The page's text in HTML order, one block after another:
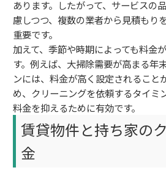
あります。したがって、サービスの
慮しつつ、複数の業者から見積もり
重要です。
加えて、季節や時期によっても料金
す。例えば、大掃除需要が高まる年
ンには、料金が高く設定されること
め、クリーニングを依頼するタイミ
料金を抑えるために有効です。
賃貸物件と持ち家の
金